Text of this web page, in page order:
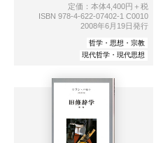
定価：本体4,400円＋税
ISBN 978-4-622-07402-1 C0010
2008年6月19日発行
哲学・思想・宗教
現代哲学・現代思想